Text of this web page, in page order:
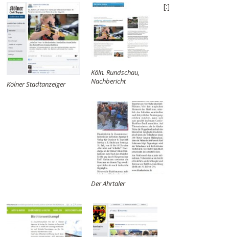
Kölner Stadtanzeiger
Köln. Rundschau,
Nachbericht
Der Ahrtaler
[:]